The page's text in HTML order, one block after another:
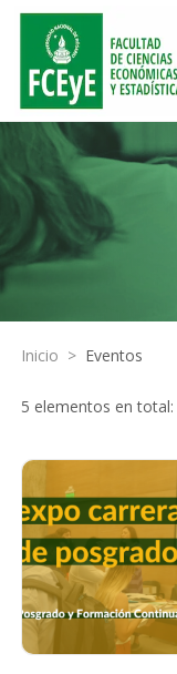
Inicio > Eventos
5 elementos en total: